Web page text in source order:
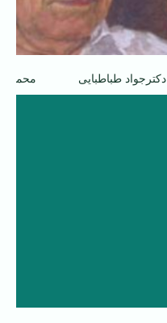
دکترجواد طباطبایی